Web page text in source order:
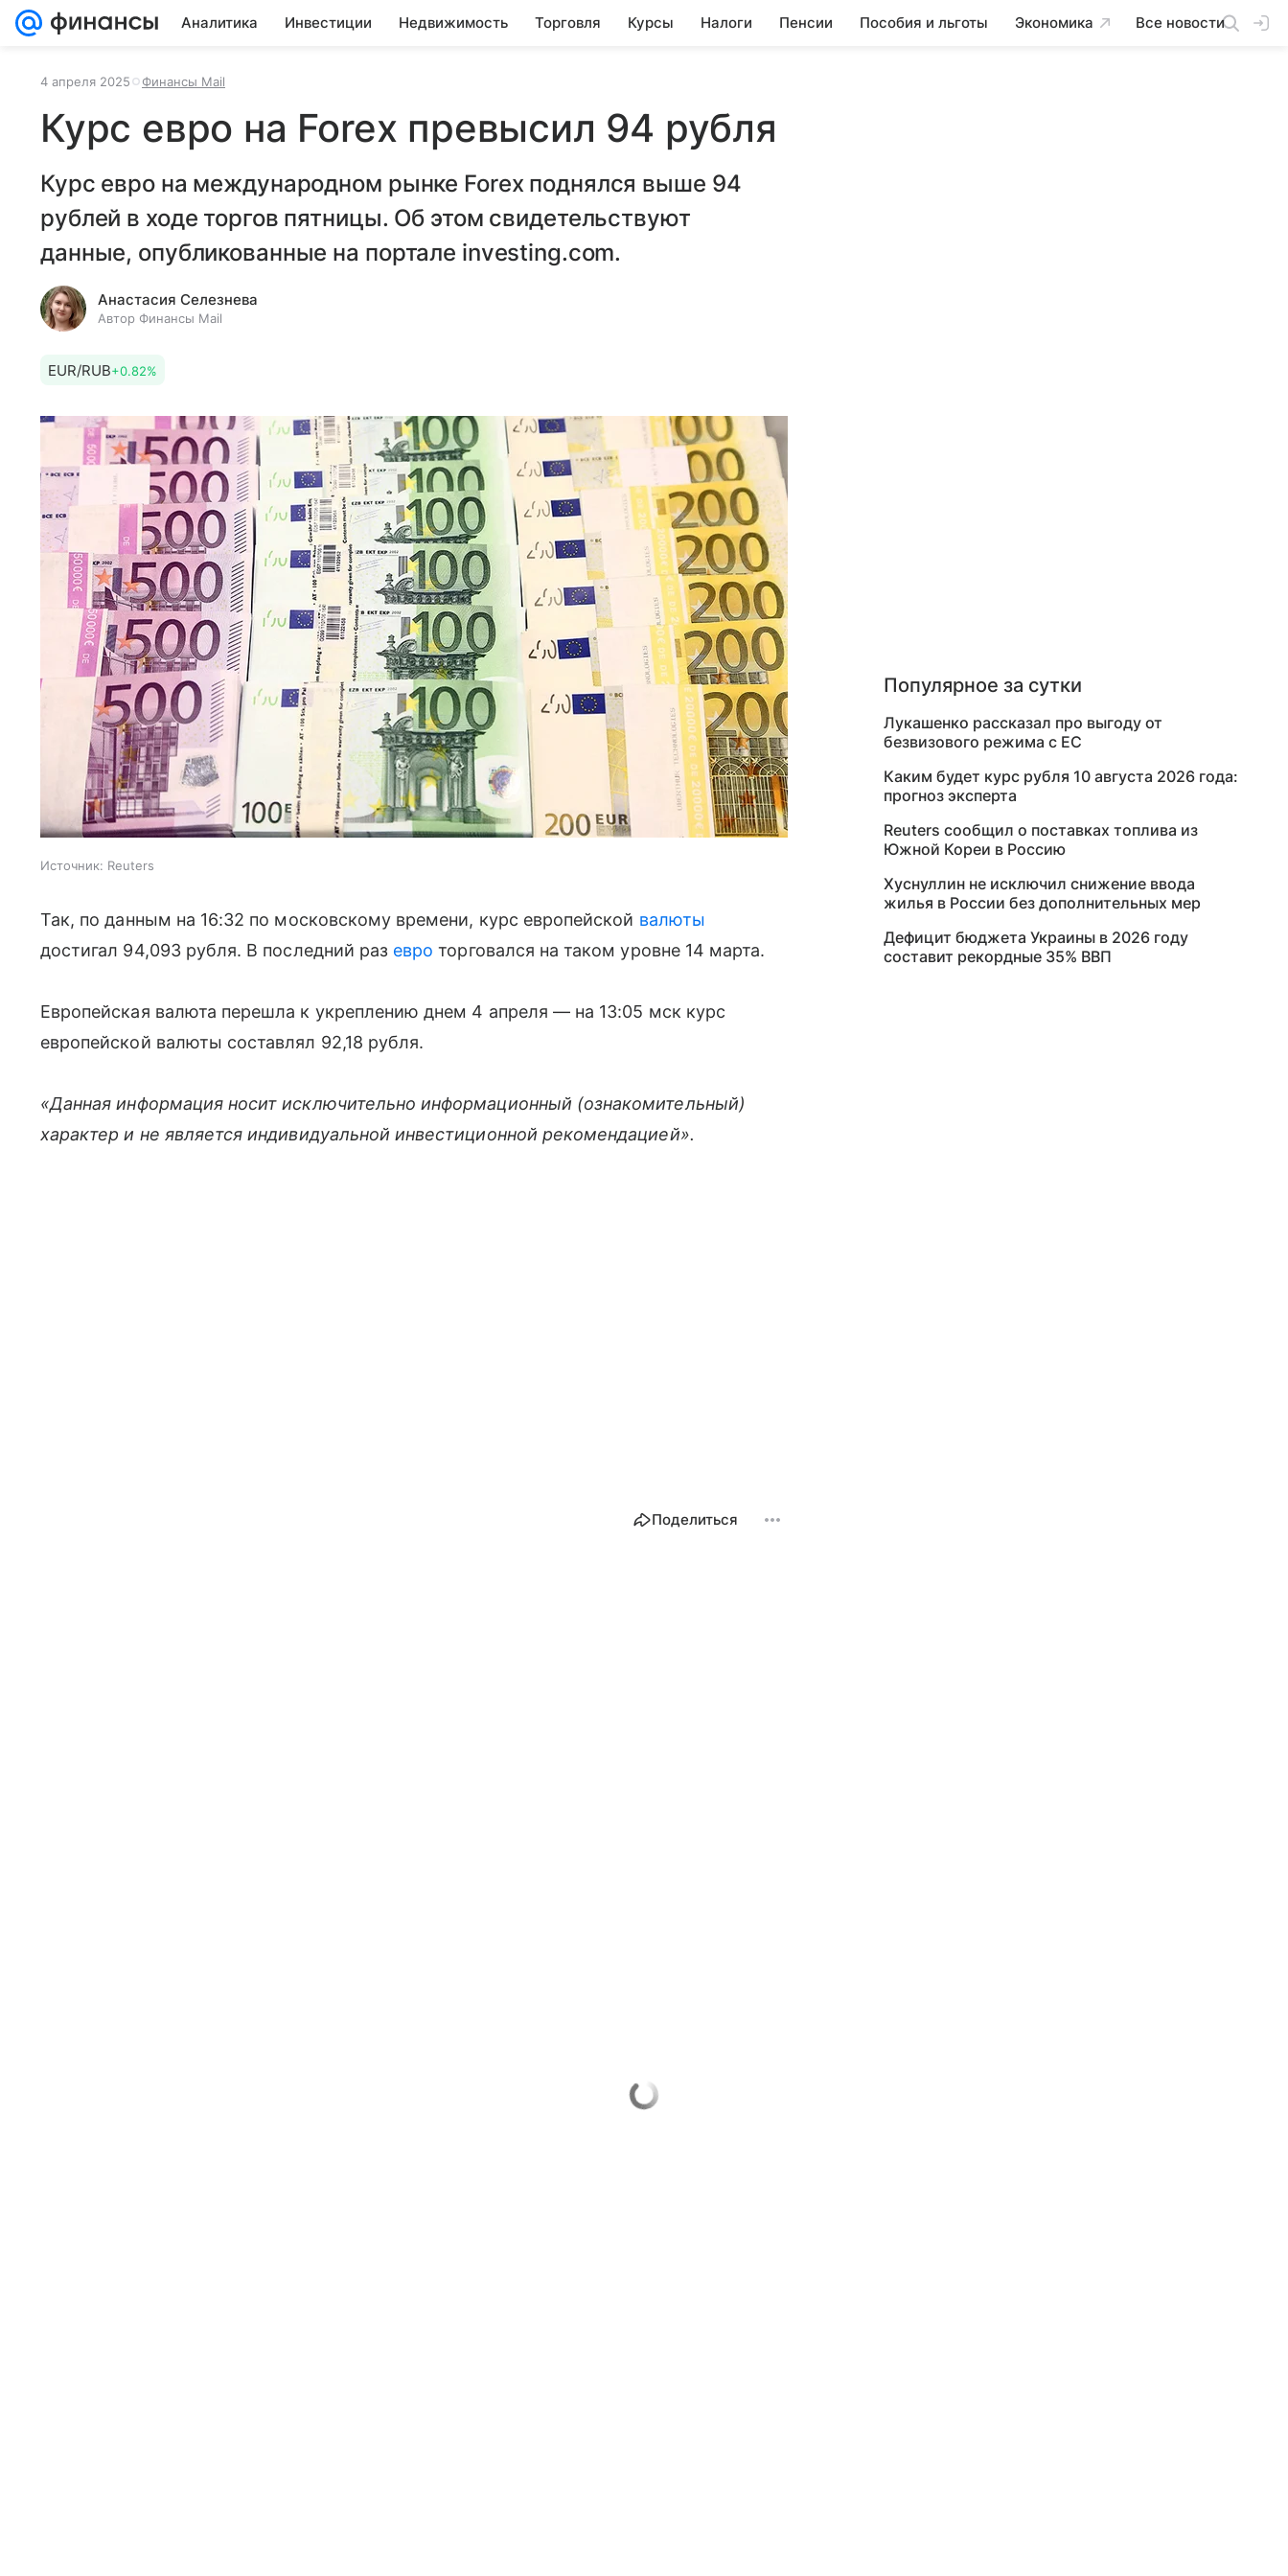
Аналитика Инвестиции Недвижимость Торговля Курсы Налоги Пенсии Пособия и льготы Экономика Все новости
4 апреля 2025 Финансы Mail
Курс евро на Forex превысил 94 рубля
Курс евро на международном рынке Forex поднялся выше 94
рублей в ходе торгов пятницы. Об этом свидетельствуют
данные, опубликованные на портале investing.com.
Анастасия Селезнева
Автор Финансы Mail
EUR/RUB+0.82%
Источник: Reuters
Так, по данным на 16:32 по московскому времени, курс европейской валюты
достигал 94,093 рубля. В последний раз евро торговался на таком уровне 14 марта.
Европейская валюта перешла к укреплению днем 4 апреля — на 13:05 мск курс
европейской валюты составлял 92,18 рубля.
«Данная информация носит исключительно информационный (ознакомительный)
характер и не является индивидуальной инвестиционной рекомендацией».
Поделиться
Популярное за сутки
Лукашенко рассказал про выгоду от
безвизового режима с ЕС
Каким будет курс рубля 10 августа 2026 года:
прогноз эксперта
Reuters сообщил о поставках топлива из
Южной Кореи в Россию
Хуснуллин не исключил снижение ввода
жилья в России без дополнительных мер
Дефицит бюджета Украины в 2026 году
составит рекордные 35% ВВП